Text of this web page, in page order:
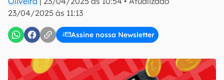
23/04/2025 às 11:13
Assine nossa Newsletter
Uso e Política de Privacidade do Canaltech.